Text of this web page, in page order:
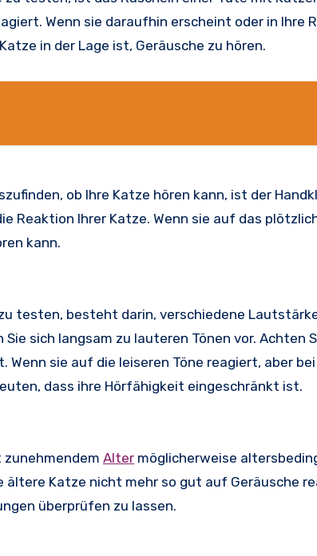
Wenn sie daraufhin erscheint oder in Ihre
in der Lage ist, Geräusche zu hören.
ob Ihre Katze hören kann, ist der
Reaktion Ihrer Katze. Wenn sie auf das
kann.
testen, besteht darin, verschiedene
sich langsam zu lauteren Tönen vor. Achten
sie auf die leiseren Töne reagiert, aber
dass ihre Hörfähigkeit eingeschränkt ist.
Alter möglicherweise
ältere Katze nicht mehr so gut auf Geräusche
überprüfen zu lassen.